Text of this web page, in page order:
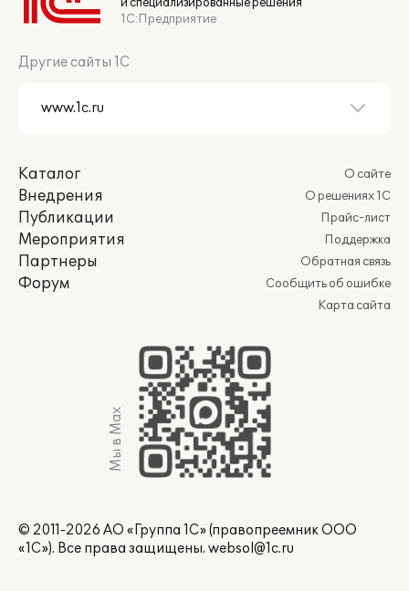
1С:Предприятие
Другие сайты 1С
Каталог
Внедрения
Публикации
Мероприятия
Партнеры
Форум
О сайте
О решениях 1С
Прайс-лист
Поддержка
Обратная связь
Сообщить об ошибке
Карта сайта
Мы в Max
© 2011-2026 АО «Группа 1С» (правопреемник ООО
«1С»). Все права защищены. websol@1c.ru